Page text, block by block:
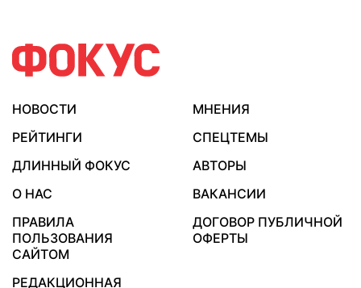
НОВОСТИ
МНЕНИЯ
РЕЙТИНГИ
СПЕЦТЕМЫ
ДЛИННЫЙ ФОКУС
АВТОРЫ
О НАС
ВАКАНСИИ
ПРАВИЛА
ПОЛЬЗОВАНИЯ
САЙТОМ
ДОГОВОР ПУБЛИЧНОЙ
ОФЕРТЫ
РЕДАКЦИОННАЯ